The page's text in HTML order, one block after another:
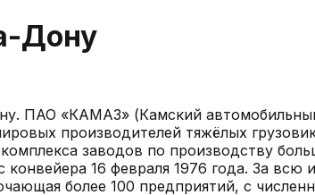
Дону
. ПАО «КАМАЗ» (Камский
производителей тяжёлых
заводов по производству
16 февраля 1976 года. За всю
более 100 предприятий, с